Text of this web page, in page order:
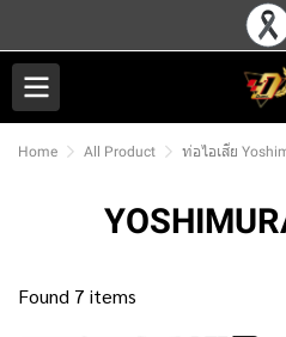
Home All Product ท่อไอเสีย
Found 7 items